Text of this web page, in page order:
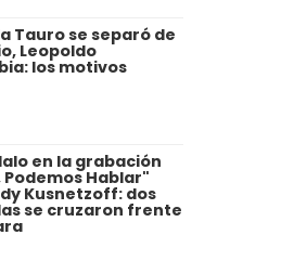
Tauro se separó de
Leopoldo
los motivos
en la grabación
Podemos Hablar"
Kusnetzoff: dos
se cruzaron frente